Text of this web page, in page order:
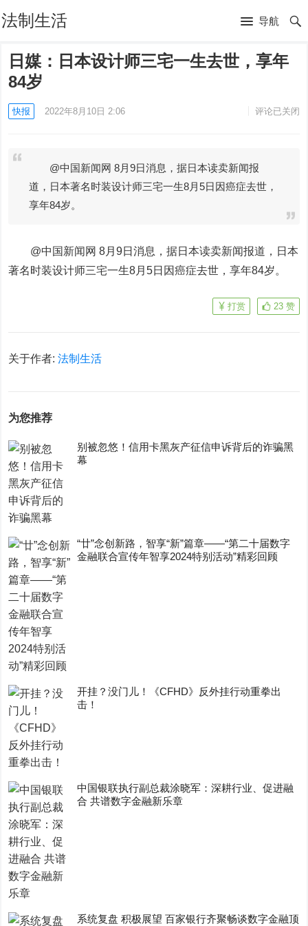
法制生活 导航
日媒：日本设计师三宅一生去世，享年
84岁
快报 2022年8月10日 2:06 评论已关闭
@中国新闻网 8月9日消息，据日本读卖新闻报
道，日本著名时装设计师三宅一生8月5日因癌症去世，
享年84岁。
@中国新闻网 8月9日消息，据日本读卖新闻报道，日本
著名时装设计师三宅一生8月5日因癌症去世，享年84岁。
23 赞
打赏
关于作者:法制生活
为您推荐
别被忽悠！信用卡黑灰产征信申诉背后的诈骗黑
幕
“廿”念创新路，智享“新”篇章——“第二十届数字
金融联合宣传年智享2024特别活动”精彩回顾
开挂？没门儿！《CFHD》反外挂行动重拳出
击！
中国银联执行副总裁涂晓军：深耕行业、促进融
合 共谱数字金融新乐章
系统复盘 积极展望 百家银行齐聚畅谈数字金融顶